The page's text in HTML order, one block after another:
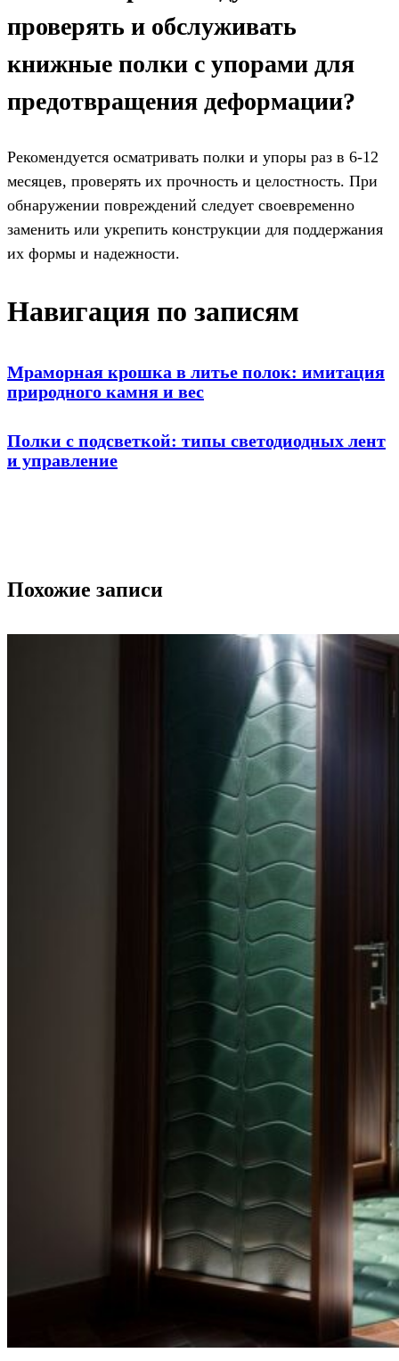
проверять и обслуживать
книжные полки с упорами для
предотвращения деформации?
Рекомендуется осматривать полки и упоры раз в 6-12
месяцев, проверять их прочность и целостность. При
обнаружении повреждений следует своевременно
заменить или укрепить конструкции для поддержания
их формы и надежности.
Навигация по записям
Мраморная крошка в литье полок: имитация
природного камня и вес
Полки с подсветкой: типы светодиодных лент
и управление
Похожие записи